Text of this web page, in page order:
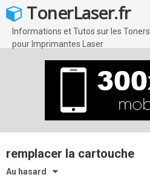
Skip
to
content
TonerLaser.fr
Informations et Tutos sur les Toners
pour Imprimantes Laser
remplacer la cartouche
Au hasard